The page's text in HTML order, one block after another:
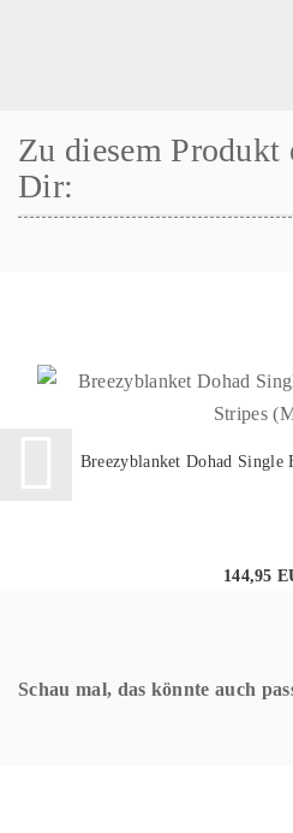
Zu diesem
Dir:
Breezyblanket Dohad Single
144,95
Schau mal, das könnte auch